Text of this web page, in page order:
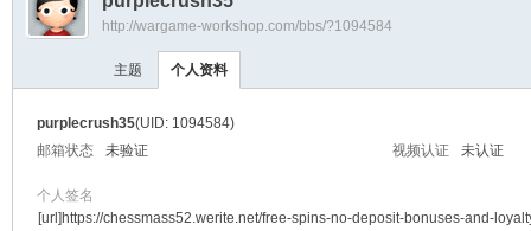
›
http://wargame-workshop.com/bbs/?1094584
主题 个人资料
purplecrush35(UID: 1094584)
邮箱状态
未验证 视频认证 未认证
个人签名
[url]https://chessmass52.werite.net/free-spins-no-deposit-bonuses-and-